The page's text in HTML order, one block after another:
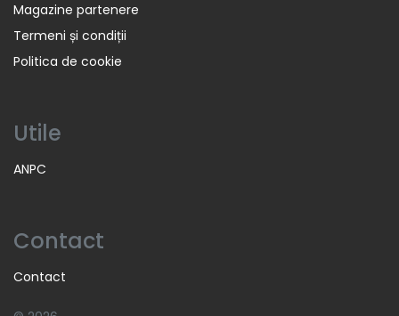
Magazine partenere
Termeni și condiții
Politica de cookie
Utile
ANPC
Contact
Contact